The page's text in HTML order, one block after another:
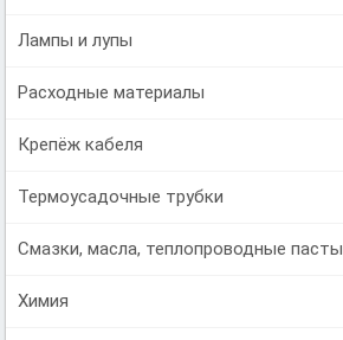
Лампы и лупы
Расходные материалы
Крепёж кабеля
Термоусадочные трубки
Смазки, масла, теплопроводные пасты
Химия